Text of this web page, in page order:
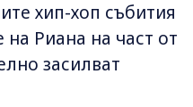
хип-хоп събития
на Риана на част от
засилват